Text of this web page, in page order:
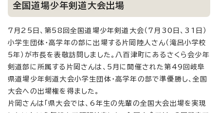
全国道場少年剣道大会出場
7月25日、第58回全国道場少年剣道大会（7月30日、31日）
小学生団体・高学年の部に出場する片岡陸人さん（滝呂小学校
5年）が市長を表敬訪問しました。八百津町にあるさくら会少年
剣道部に所属する片岡さんは、5月に開催された第49回岐阜
県道場少年剣道大会小学生団体・高学年の部で準優勝し、全国
大会への出場権を得ました。
片岡さんは「県大会では、6年生の先輩の全国大会出場を実現